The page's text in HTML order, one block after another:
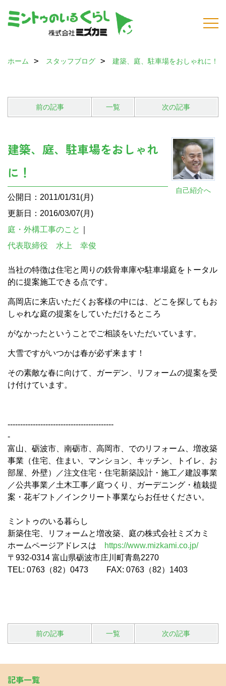
ホーム スタッフブログ 建築、庭、駐車場をおしゃれに！
前の記事 一覧 次の記事
自己紹介へ
建築、庭、駐車場をおしゃれ
に！
公開日：2011/01/31(月)
更新日：2016/03/07(月)
庭・外構工事のこと
代表取締役 水上 幸俊
当社の特徴は住宅と周りの鉄骨車庫や駐車場庭をトータル
的に提案施工できる点です。
高岡店に来店いただくお客様の中には、どこを探してもお
しゃれな庭の提案をしていただけるところ
がなかったということでご相談をいただいています。
大雪ですがいつかは春が必ず来ます！
その素敵な春に向けて、ガーデン、リフォームの提案を受
け付けています。
------------------------------------------
-
富山、砺波市、南砺市、高岡市、でのリフォーム、増改築
事業（住宅、住まい、マンション、キッチン、トイレ、お
部屋、外壁）／注文住宅・住宅新築設計・施工／建設事業
／公共事業／土木工事／庭つくり、ガーデニング・植栽提
案・花ギフト／インクリート事業ならお任せください。
ミントゥのいる暮らし
新築住宅、リフォームと増改築、庭の株式会社ミズカミ
ホームページアドレスは
https://www.mizkami.co.jp/
〒932-0314 富山県砺波市庄川町青島2270
TEL: 0763（82）0473 FAX: 0763（82）1403
前の記事 一覧 次の記事
記事一覧